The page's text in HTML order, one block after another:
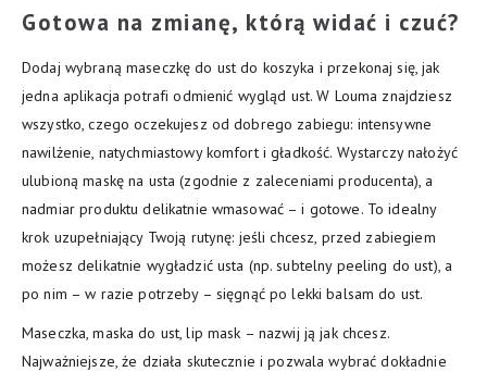
Gotowa na zmianę, którą widać i czuć?
Dodaj wybraną maseczkę do ust do koszyka i przekonaj się, jak
jedna aplikacja potrafi odmienić wygląd ust. W Louma znajdziesz
wszystko, czego oczekujesz od dobrego zabiegu: intensywne
nawilżenie, natychmiastowy komfort i gładkość. Wystarczy nałożyć
ulubioną maskę na usta (zgodnie z zaleceniami producenta), a
nadmiar produktu delikatnie wmasować – i gotowe. To idealny
krok uzupełniający Twoją rutynę: jeśli chcesz, przed zabiegiem
możesz delikatnie wygładzić usta (np. subtelny peeling do ust), a
po nim – w razie potrzeby – sięgnąć po lekki balsam do ust.
Maseczka, maska do ust, lip mask – nazwij ją jak chcesz.
Najważniejsze, że działa skutecznie i pozwala wybrać dokładnie